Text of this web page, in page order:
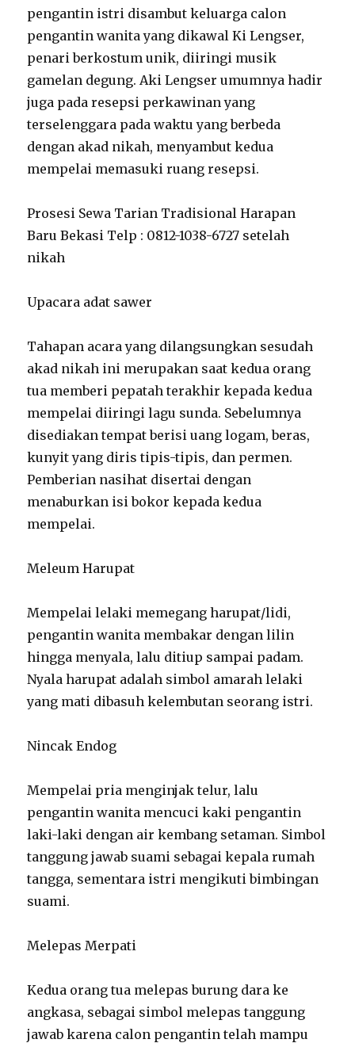
pengantin istri disambut keluarga calon
pengantin wanita yang dikawal Ki Lengser,
penari berkostum unik, diiringi musik
gamelan degung. Aki Lengser umumnya hadir
juga pada resepsi perkawinan yang
terselenggara pada waktu yang berbeda
dengan akad nikah, menyambut kedua
mempelai memasuki ruang resepsi.
Prosesi Sewa Tarian Tradisional Harapan
Baru Bekasi Telp : 0812-1038-6727 setelah
nikah
Upacara adat sawer
Tahapan acara yang dilangsungkan sesudah
akad nikah ini merupakan saat kedua orang
tua memberi pepatah terakhir kepada kedua
mempelai diiringi lagu sunda. Sebelumnya
disediakan tempat berisi uang logam, beras,
kunyit yang diris tipis-tipis, dan permen.
Pemberian nasihat disertai dengan
menaburkan isi bokor kepada kedua
mempelai.
Meleum Harupat
Mempelai lelaki memegang harupat/lidi,
pengantin wanita membakar dengan lilin
hingga menyala, lalu ditiup sampai padam.
Nyala harupat adalah simbol amarah lelaki
yang mati dibasuh kelembutan seorang istri.
Nincak Endog
Mempelai pria menginjak telur, lalu
pengantin wanita mencuci kaki pengantin
laki-laki dengan air kembang setaman. Simbol
tanggung jawab suami sebagai kepala rumah
tangga, sementara istri mengikuti bimbingan
suami.
Melepas Merpati
Kedua orang tua melepas burung dara ke
angkasa, sebagai simbol melepas tanggung
jawab karena calon pengantin telah mampu